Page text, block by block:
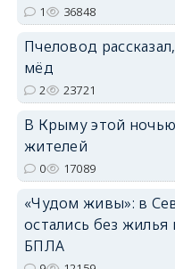
1 36848
Пчеловод
мёд
2 23721
В Крыму этой
жителей
0 17089
«Чудом живы»: в
остались без жилья
БПЛА